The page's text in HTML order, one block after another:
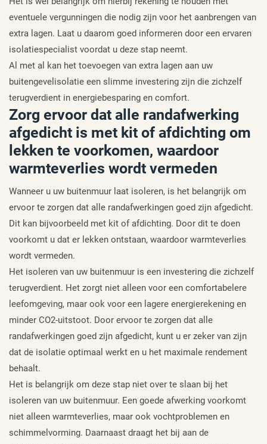
eventuele vergunningen die nodig zijn voor het aanbrengen van
extra lagen. Laat u daarom goed informeren door een ervaren
isolatiespecialist voordat u deze stap neemt.
Al met al kan het toevoegen van extra lagen aan uw
buitengevelisolatie een slimme investering zijn die zichzelf
terugverdient in energiebesparing en comfort.
Zorg ervoor dat alle randafwerking
afgedicht is met kit of afdichting om
lekken te voorkomen, waardoor
warmteverlies wordt vermeden
Wanneer u uw buitenmuur laat isoleren, is het belangrijk om
ervoor te zorgen dat alle randafwerkingen goed zijn afgedicht.
Dit kan bijvoorbeeld met kit of afdichting. Door dit te doen
voorkomt u dat er lekken ontstaan, waardoor warmteverlies
wordt vermeden.
Het isoleren van uw buitenmuur is een investering die zichzelf
terugverdient. Het zorgt niet alleen voor een comfortabelere
leefomgeving, maar ook voor een lagere energierekening en
minder CO2-uitstoot. Door ervoor te zorgen dat alle
randafwerkingen goed zijn afgedicht, kunt u er zeker van zijn
dat de isolatie optimaal werkt en u het maximale rendement
behaalt.
Het is belangrijk om deze stap niet over te slaan bij het
isoleren van uw buitenmuur. Een goede afwerking voorkomt
niet alleen warmteverlies, maar ook vochtproblemen en
schimmelvorming. Daarnaast draagt het bij aan de